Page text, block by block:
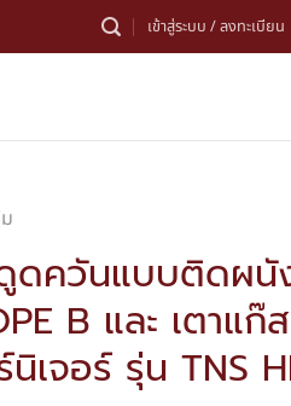
เข้าสู่ระบบ / ลงทะเบียน
ดควันแบบติดผนั
B และ เตาแก๊
เจอร์ รุ่น TNS